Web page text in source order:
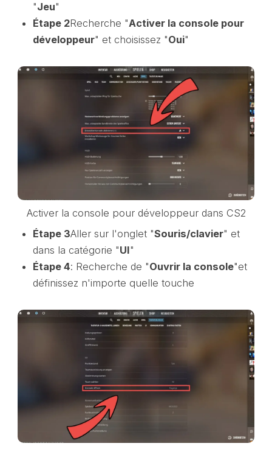
"Jeu"
Étape 2Recherche "Activer la console pour
développeur" et choisissez "Oui"
Activer la console pour développeur dans CS2
Étape 3Aller sur l'onglet "Souris/clavier" et
dans la catégorie "UI"
Étape 4: Recherche de "Ouvrir la console"et
définissez n'importe quelle touche